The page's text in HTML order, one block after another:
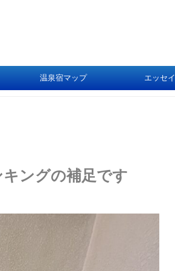
温泉宿マップ エッセイ
キングの補足です